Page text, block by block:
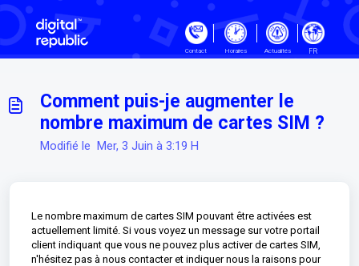
Passer au contenu principal
Contact Horaires Actualités FR
Comment puis-je augmenter le
nombre maximum de cartes SIM ?
Modifié le Mer, 3 Juin à 3:19 H
Le nombre maximum de cartes SIM pouvant être activées est
actuellement limité. Si vous voyez un message sur votre portail
client indiquant que vous ne pouvez plus activer de cartes SIM,
n'hésitez pas à nous contacter et indiquer nous la raisons pour